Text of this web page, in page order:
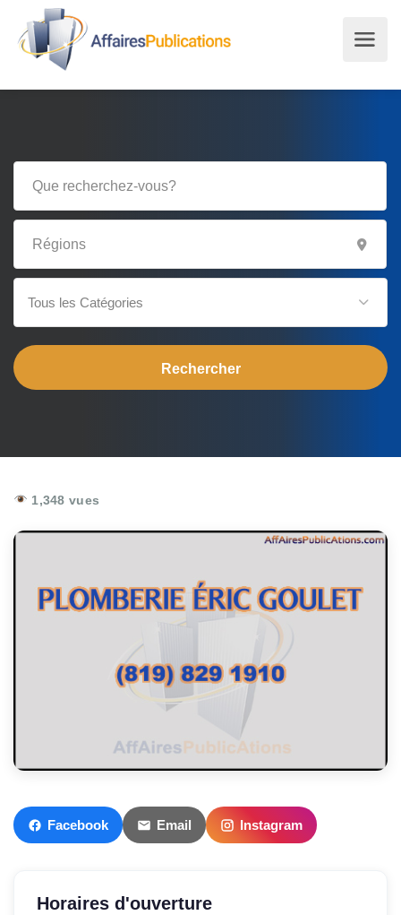
Tous les Catégories
1,348 vues
Facebook Email Instagram
Horaires d'ouverture